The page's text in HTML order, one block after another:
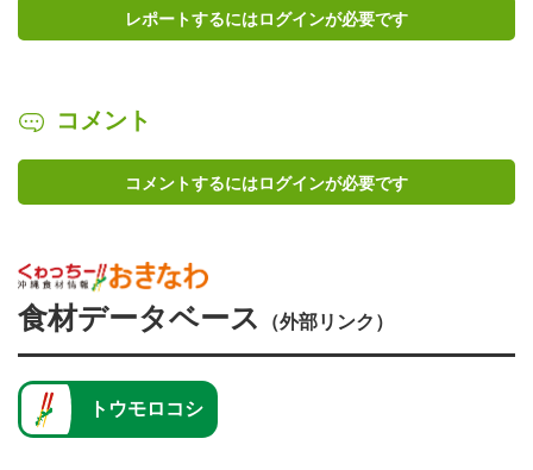
レポートするにはログインが必要です
コメント
コメントするにはログインが必要です
食材データベース （外部リンク）
トウモロコシ